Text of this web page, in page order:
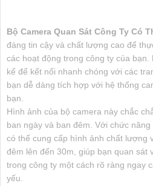
Bộ Camera Quan Sát Công Ty Có
đáng tin cậy và chất lượng cao để
các hoạt động trong công ty của
kế để kết nối nhanh chóng với các
bạn dễ dàng tích hợp với hệ thống
bạn.
Hình ảnh của bộ camera này chắc
ban ngày và ban đêm. Với chức
có thể cung cấp hình ảnh chất lượng
đêm lên đến 30m, giúp bạn quan sát
trong công ty một cách rõ ràng ngay
yếu.